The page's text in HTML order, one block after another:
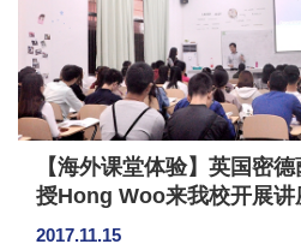
型、指甲、衣服、饰品等方面的
职场形象的重要性。他向...
【海外课堂体验】英国密
授Hong Woo来我校开展讲
2017.11.15